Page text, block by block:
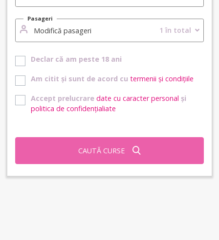
Pasageri
Modifică pasageri 1 în total
Declar că am peste 18 ani
Am citit și sunt de acord cu termenii și condițiile
Accept prelucrare date cu caracter personal și
politica de confidențialiate
CAUTĂ CURSE